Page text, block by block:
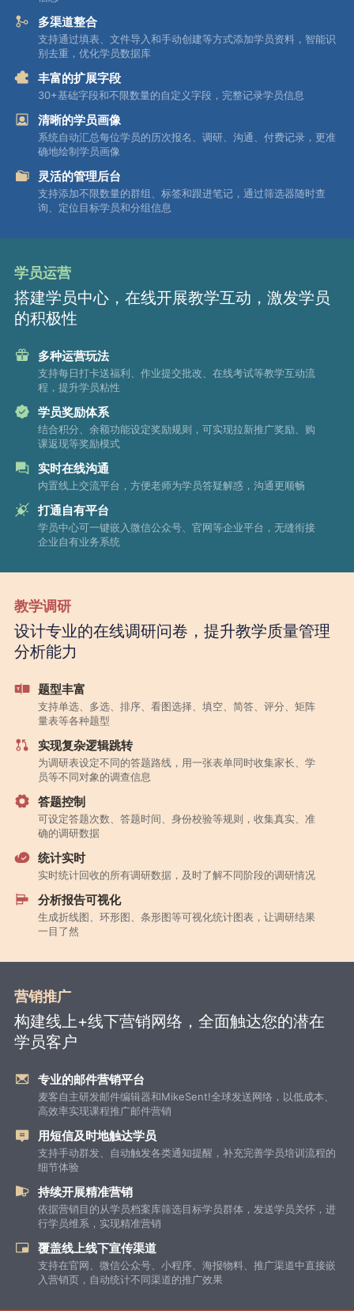
多渠道整合
支持通过填表、文件导入和手动创建等方式添加学员资料，智能识
别去重，优化学员数据库
丰富的扩展字段
30+基础字段和不限数量的自定义字段，完整记录学员信息
清晰的学员画像
系统自动汇总每位学员的历次报名、调研、沟通、付费记录，更准
确地绘制学员画像
灵活的管理后台
支持添加不限数量的群组、标签和跟进笔记，通过筛选器随时查
询、定位目标学员和分组信息
学员运营
搭建学员中心，在线开展教学互动，激发学员
的积极性
多种运营玩法
支持每日打卡送福利、作业提交批改、在线考试等教学互动流
程，提升学员粘性
学员奖励体系
结合积分、余额功能设定奖励规则，可实现拉新推广奖励、购
课返现等奖励模式
实时在线沟通
内置线上交流平台，方便老师为学员答疑解惑，沟通更顺畅
打通自有平台
学员中心可一键嵌入微信公众号、官网等企业平台，无缝衔接
企业自有业务系统
教学调研
设计专业的在线调研问卷，提升教学质量管理
分析能力
题型丰富
支持单选、多选、排序、看图选择、填空、简答、评分、矩阵
量表等各种题型
实现复杂逻辑跳转
为调研表设定不同的答题路线，用一张表单同时收集家长、学
员等不同对象的调查信息
答题控制
可设定答题次数、答题时间、身份校验等规则，收集真实、准
确的调研数据
统计实时
实时统计回收的所有调研数据，及时了解不同阶段的调研情况
分析报告可视化
生成折线图、环形图、条形图等可视化统计图表，让调研结果
一目了然
营销推广
构建线上+线下营销网络，全面触达您的潜在
学员客户
专业的邮件营销平台
麦客自主研发邮件编辑器和MikeSent!全球发送网络，以低成本、
高效率实现课程推广邮件营销
用短信及时地触达学员
支持手动群发、自动触发各类通知提醒，补充完善学员培训流程的
细节体验
持续开展精准营销
依据营销目的从学员档案库筛选目标学员群体，发送学员关怀，进
行学员维系，实现精准营销
覆盖线上线下宣传渠道
支持在官网、微信公众号、小程序、海报物料、推广渠道中直接嵌
入营销页，自动统计不同渠道的推广效果